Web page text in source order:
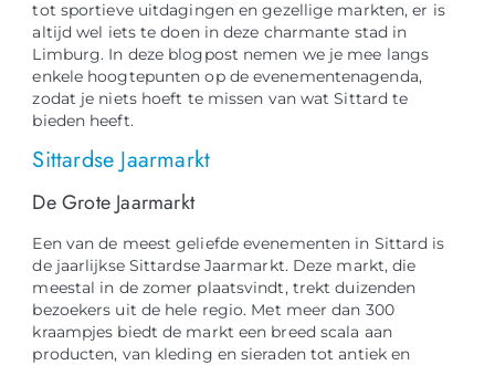
tot sportieve uitdagingen en gezellige markten, er is
altijd wel iets te doen in deze charmante stad in
Limburg. In deze blogpost nemen we je mee langs
enkele hoogtepunten op de evenementenagenda,
zodat je niets hoeft te missen van wat Sittard te
bieden heeft.
Sittardse Jaarmarkt
De Grote Jaarmarkt
Een van de meest geliefde evenementen in Sittard is
de jaarlijkse Sittardse Jaarmarkt. Deze markt, die
meestal in de zomer plaatsvindt, trekt duizenden
bezoekers uit de hele regio. Met meer dan 300
kraampjes biedt de markt een breed scala aan
producten, van kleding en sieraden tot antiek en